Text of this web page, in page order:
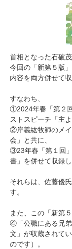
首相となった石破茂
今回の「新第５版
内容を両方併せて
すなわち、
①2024年春「第２
ストスピーチ「主
②岸義紘牧師のメ
会」と共に、
③23年春「第１回
書」を併せて収録し
それらは、佐藤優
す。
また、この「新第５
④「公職にある兄
文」が収蔵されて
のです）。